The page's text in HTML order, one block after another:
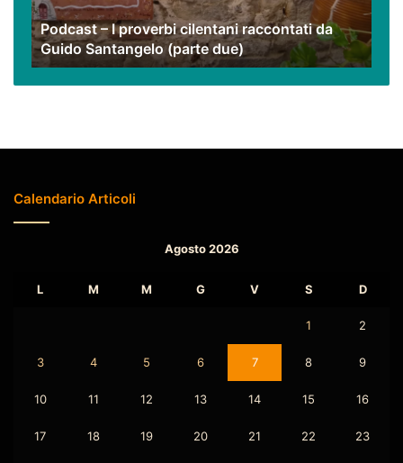
Guido
Santangelo
(parte
due)
Podcast – I proverbi cilentani raccontati da
Guido Santangelo (parte due)
Calendario Articoli
Agosto 2026
L M M G V S D
1 2
3 4 5 6 7 8 9
10 11 12 13 14 15 16
17 18 19 20 21 22 23